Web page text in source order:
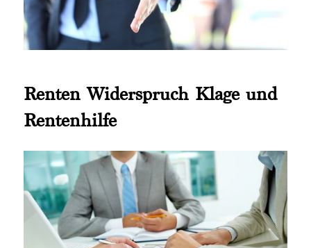
Renten Widerspruch Klage und
Rentenhilfe